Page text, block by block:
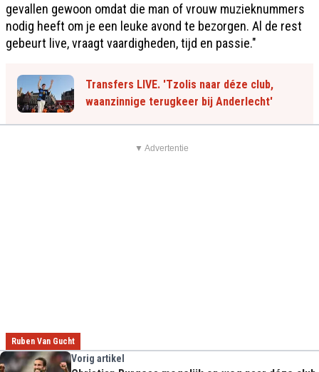
gevallen gewoon omdat die man of vrouw muzieknummers
nodig heeft om je een leuke avond te bezorgen. Al de rest
gebeurt live, vraagt vaardigheden, tijd en passie."
Transfers LIVE. 'Tzolis naar déze club,
waanzinnige terugkeer bij Anderlecht'
▼ Advertentie
Ruben Van Gucht
Vorig artikel